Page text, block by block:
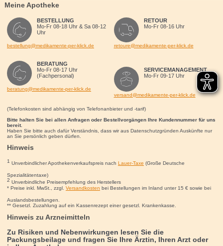
Meine Apotheke
BESTELLUNG
Mo-Fr 08-18 Uhr & Sa 08-12
Uhr
bestellung@medikamente-per-klick.de
BERATUNG
Mo-Fr 08-17 Uhr
(Fachpersonal)
beratung@medikamente-per-klick.de
RETOUR
Mo-Fr 08-16 Uhr
retoure@medikamente-per-klick.de
SERVICEMANAGEMENT
Mo-Fr 09-17 Uhr
versand@medikamente-per-klick.de
(Telefonkosten sind abhängig von Telefonanbieter und -tarif)
Bitte halten Sie bei allen Anfragen oder Bestellvorgängen Ihre Kundennummer für uns
bereit.
Haben Sie bitte auch dafür Verständnis, dass wir aus Datenschutzgründen Auskünfte nur
an Sie persönlich geben dürfen.
Hinweis
1 Unverbindlicher Apothekenverkaufspreis nach Lauer-Taxe (Große Deutsche
Spezialitätentaxe)
2 Unverbindliche Preisempfehlung des Herstellers
* Preise inkl. MwSt., zzgl. Versandkosten bei Bestellungen im Inland unter 15 €sowie bei
Auslandsbestellungen.
** Gesetzl. Zuzahlung auf ein Kassenrezept einer gesetzl. Krankenkasse.
Hinweis zu Arzneimitteln
Zu Risiken und Nebenwirkungen lesen Sie die
Packungsbeilage und fragen Sie Ihre Ärztin, Ihren Arzt oder